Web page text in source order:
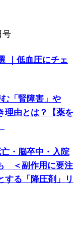
号
｜低血圧にチェ
「腎障害」や
理由とは？【薬を
・脳卒中・入院
＜副作用に要注
する「降圧剤」リ